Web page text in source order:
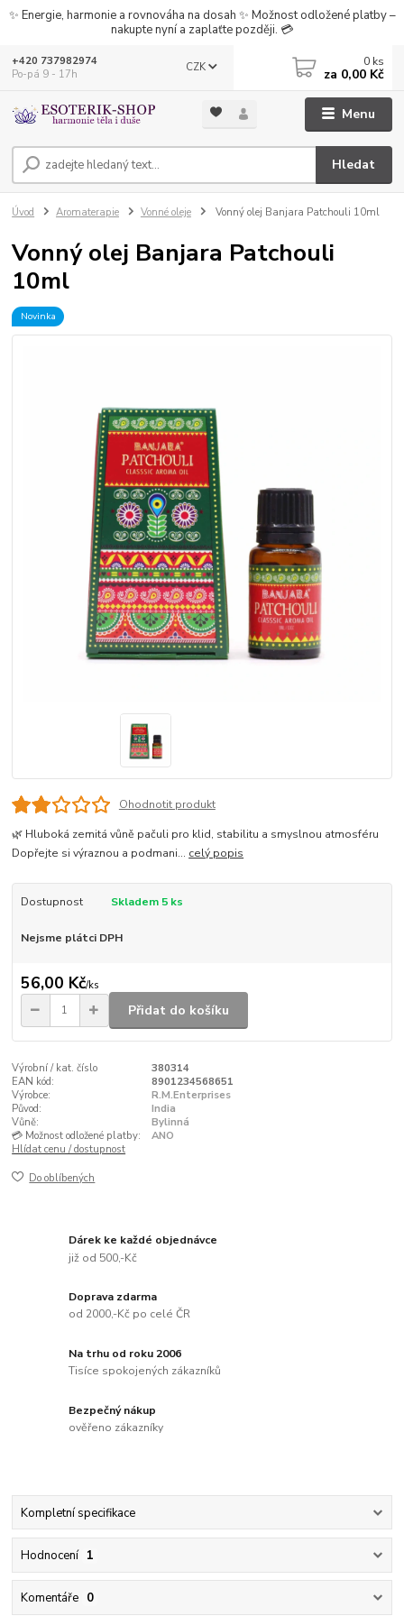
✨ Energie, harmonie a rovnováha na dosah ✨ Možnost odložené platby –
nakupte nyní a zaplaťte později. 💳
Menu
CZK
Hledat
+420 737982974
Po-pá 9 - 17h
0 ks
za 0,00 Kč
Úvod Aromaterapie Vonné oleje Vonný olej Banjara Patchouli 10ml
Vonný olej Banjara Patchouli
10ml
Novinka
Ohodnotit produkt
🌿 Hluboká zemitá vůně pačuli pro klid, stabilitu a smyslnou atmosféru
Dopřejte si výraznou a podmani... celý popis
Dostupnost Skladem 5 ks
Nejsme plátci DPH
56,00 Kč/ks
Přidat do košíku
Výrobní / kat. číslo
380314
EAN kód:
8901234568651
Výrobce:
R.M.Enterprises
Původ:
India
Vůně:
Bylinná
💳 Možnost odložené platby:
ANO
Hlídat cenu / dostupnost
Do oblíbených
Dárek ke každé objednávce
již od 500,-Kč
Doprava zdarma
od 2000,-Kč po celé ČR
Na trhu od roku 2006
Tisíce spokojených zákazníků
Bezpečný nákup
ověřeno zákazníky
Kompletní specifikace
Hodnocení 1
Komentáře 0